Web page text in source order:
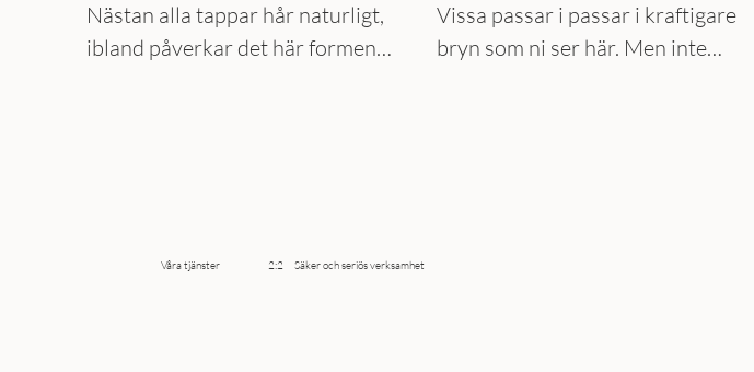
Nästan alla tappar hår naturligt,
ibland påverkar det här formen
Vissa passar i passar i kraftigare
bryn som ni ser här. Men inte
Våra tjänster 2:2 Säker och seriös verksamhet